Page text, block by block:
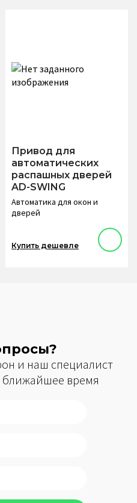
Привод для
автоматических
распашных дверей
AD-SWING
Автоматика для окон и
дверей
Купить дешевле
и наш специалист
ближайшее время